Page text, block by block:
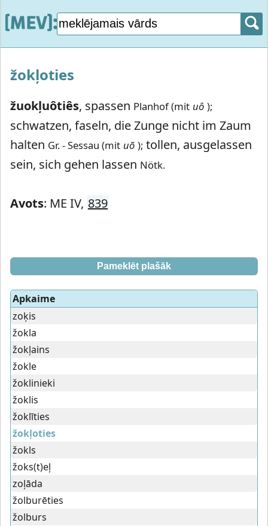
žokļoties
žuokļuôtiês, spassen Planhof (mit uô );
schwatzen, faseln, die Zunge nicht im Zaum
halten Gr. - Sessau (mit uõ ); tollen, ausgelassen
sein, sich gehen lassen Nötk.
Avots: ME IV, 839
Pameklēt plašāk
Apkaime
zoķis
žokla
žokļains
žokle
žoklinieki
žoklis
žoklīties
žokļoties
žokls
žoks(t)eļ
zoļāda
žolburēties
žolburs